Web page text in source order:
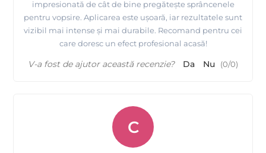
impresionată de cât de bine pregătește sprâncenele
pentru vopsire. Aplicarea este ușoară, iar rezultatele sunt
vizibil mai intense și mai durabile. Recomand pentru cei
care doresc un efect profesional acasă!
V-a fost de ajutor această recenzie? Da Nu (0/0)
C